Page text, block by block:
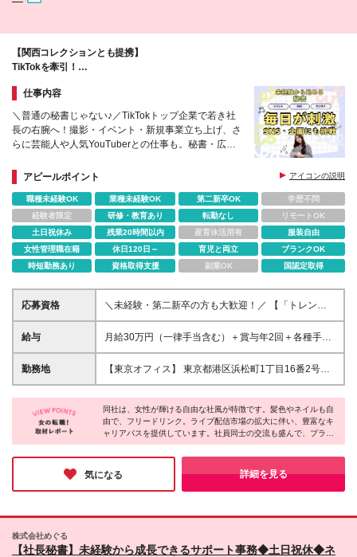
【関西コレクションとも提携】
TikTokを牽引！
仕事内容
＼普通の秘書じゃない♪／TikTokトップ企業で若き社
長の右腕へ！撮影・イベント・新規事業立ち上げ、さ
らに芸能人や人気YouTuberとの仕事も。秘書・広
アピールポイント
アイコンの説明
職種未経験OK 業種未経験OK 第二新卒OK
学歴不問
経験者限定
研修・教育あり 転勤なし
リモートOK
土日祝休み
残業20時間以内 産育休活用有
服装自由
女性管理職在籍
休日120日～ 育児と両立
ブランクOK
時短勤務あり
資格取得支援 副業OK 国認定取得
応募資格
＼未経験・第二新卒の方も大歓迎！／ 【「トレンド
に敏感」「新しいことに挑戦したい」方大歓迎】 ◆
未経験歓迎 ◆PCの基本操作スキル◎異業種出身者も
（Excel・Googleスプレッドシート） ◆社会人として
の基本的なマナーをお持ちの方 ◆普通自動車免許
あるため、 普通自動車免許をお持ちの方を歓迎して
います♪ ※学歴・業界経験は一切不問です！ 【こんな
方を歓迎します】 ★人を支える仕事にやりがいを感
じる方 ★エンタメやインフルエンサー業界に興味が
ある方 ★話題性あるプロジェクトに関わりたい方 ★
新規事業や立ち上げフェーズに興味がある方 ★変化
の多い環境を楽しめる方 ★フットワーク軽く行動で
向きに挑戦できる方は大歓迎です。 決まった仕事だ
業立ち上げなど幅広い業務に挑戦できる環境だからこ
給与
月給30万円（一律手当含む）＋賞与年2回＋各種手当
※経験・年齢・能力を考慮のうえ決定いたします。 ※
試用期間6ヵ月（待遇変更なし） ※残業代は1分単位
32万円～でのスタートも可能です。 社長直下で会社
づくりや新規事業にも関われる特別なポジション。
SNS・エンタメ・インフルエンサー業界の最前線で活
勤務地
【東京オフィス】 東京都港区浜松町1丁目16番2号
NCO浜松町3F 《働きやすい環境で、あなたらしいキ
ャリアを♪》 ＊浜松町駅徒歩3分 ＊大門駅徒歩2分 ＊
◎U・Iターン歓迎 ※転居を伴う転勤はありません。
同社は、女性が輝ける自由な社風が特徴です。髪色やネイルも自
由で、フリードリンク。ライブ配信市場の拡大に伴い、豊富なキ
ャリアパスを提供しています。社員同士の交流も盛んで、プライ
ベートでも仲が良く、女性のキャリアアップを全力でサポートす
る環境です。成長意欲を持つ女性に最適な職場です。
気になる 詳細を見る
株式会社めぐる
【社長秘書】未経験から成長できるサポート事務◆土日祝休◆ネ